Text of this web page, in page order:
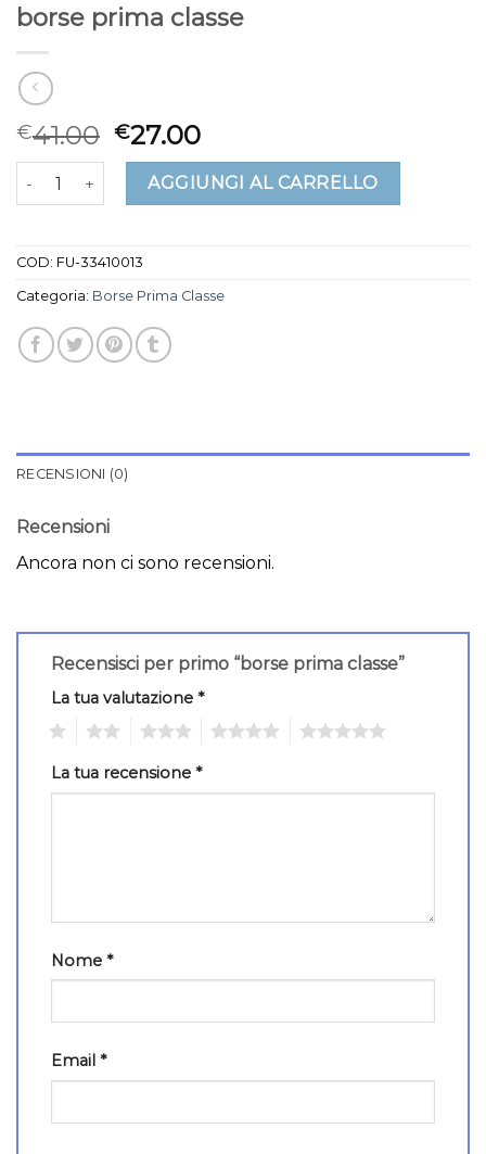
borse prima classe
€41.00 €27.00
borse prima classe quantitàAGGIUNGI AL CARRELLO
COD: FU-33410013
Categoria: Borse Prima Classe
RECENSIONI (0)
Recensioni
Ancora non ci sono recensioni.
Recensisci per primo “borse prima classe”
La tua valutazione *
La tua recensione *
Nome *
Email *